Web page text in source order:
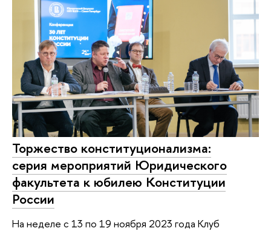
Торжество конституционализма:
серия мероприятий Юридического
факультета к юбилею Конституции
России
На неделе с 13 по 19 ноября 2023 года Клуб